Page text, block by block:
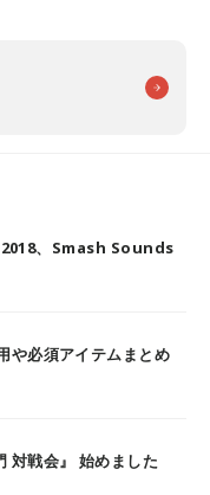
、Smash Sounds
や必須アイテムまとめ
対戦会』 始めました